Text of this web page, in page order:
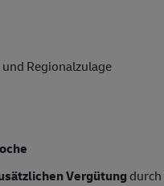
Regionalzulage
Vergütung